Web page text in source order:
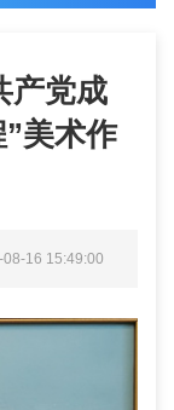
产党成
美术作
16 15:49:00